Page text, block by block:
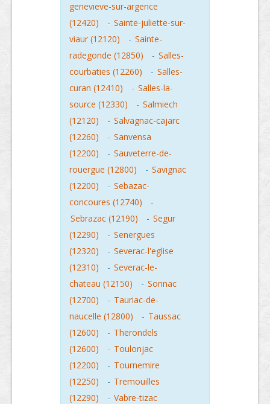
genevieve-sur-argence
(12420)
- Sainte-juliette-sur-
viaur (12120)
- Sainte-
radegonde (12850)
- Salles-
courbaties (12260)
- Salles-
curan (12410)
- Salles-la-
source (12330)
- Salmiech
(12120)
- Salvagnac-cajarc
(12260)
- Sanvensa
(12200)
- Sauveterre-de-
rouergue (12800)
- Savignac
(12200)
- Sebazac-
concoures (12740)
-
Sebrazac (12190)
- Segur
(12290)
- Senergues
(12320)
- Severac-l'eglise
(12310)
- Severac-le-
chateau (12150)
- Sonnac
(12700)
- Tauriac-de-
naucelle (12800)
- Taussac
(12600)
- Therondels
(12600)
- Toulonjac
(12200)
- Tournemire
(12250)
- Tremouilles
(12290)
- Vabre-tizac